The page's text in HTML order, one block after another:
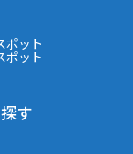
ポット
ポット
す